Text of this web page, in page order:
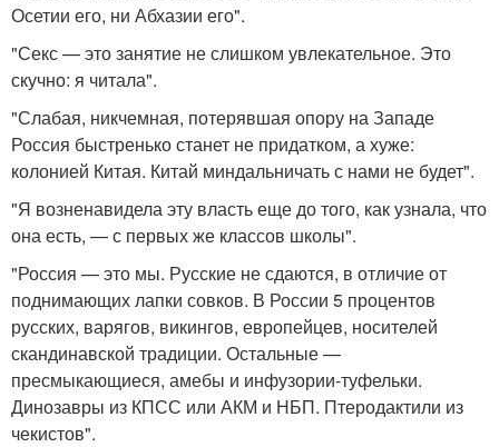
Осетии его, ни Абхазии его".
"Секс — это занятие не слишком увлекательное. Это
скучно: я читала".
"Слабая, никчемная, потерявшая опору на Западе
Россия быстренько станет не придатком, а хуже:
колонией Китая. Китай миндальничать с нами не будет".
"Я возненавидела эту власть еще до того, как узнала, что
она есть, — с первых же классов школы".
"Россия — это мы. Русские не сдаются, в отличие от
поднимающих лапки совков. В России 5 процентов
русских, варягов, викингов, европейцев, носителей
скандинавской традиции. Остальные —
пресмыкающиеся, амебы и инфузории-туфельки.
Динозавры из КПСС или АКМ и НБП. Птеродактили из
чекистов".